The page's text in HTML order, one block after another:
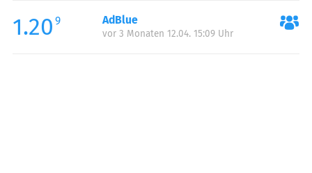
1.20 9 AdBlue
vor 3 Monaten 12.04. 15:09 Uhr